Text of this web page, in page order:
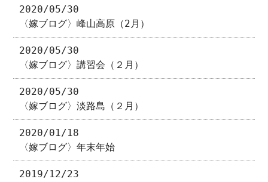
2020/05/30
〈嫁ブログ〉峰山高原（2月）
2020/05/30
〈嫁ブログ〉講習会（２月）
2020/05/30
〈嫁ブログ〉淡路島（２月）
2020/01/18
〈嫁ブログ〉年末年始
2019/12/23